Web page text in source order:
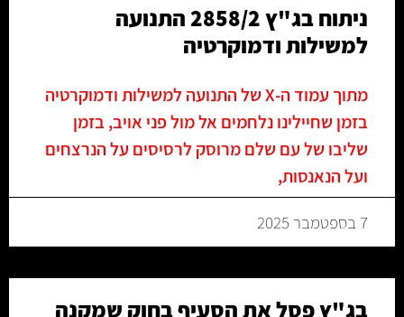
ניתוח בג"ץ 2858/2 התנועה
למשילות ודמוקרטיה
מתוך עמוד ה-X של התנועה למשילות ודמוקרטיה
בזמן שחיילינו נלחמים אל מול פני אויב, בזמן
שליבו של עם שלם מרוסק לרסיסים על הנרצחים
ועל הנאנסות,
7 בספטמבר 2025
בג"ץ פסל את הסעיף בחוק שמקנה